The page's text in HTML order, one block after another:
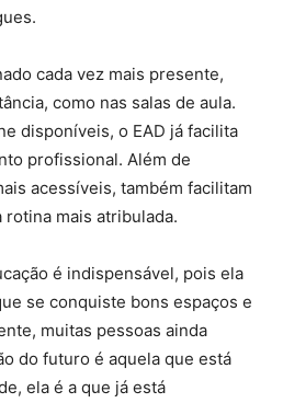
cada vez mais presente,
como nas salas de aula.
disponíveis, o EAD já facilita
profissional. Além de
acessíveis, também facilitam
rotina mais atribulada.
é indispensável, pois ela
se conquiste bons espaços e
muitas pessoas ainda
do futuro é aquela que está
ela é a que já está